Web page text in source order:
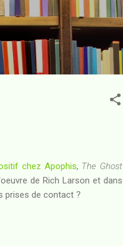
chez Apophis, The Ghost
de Rich Larson et dans
prises de contact ?